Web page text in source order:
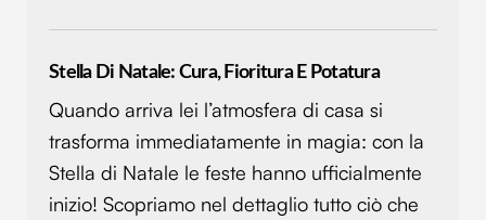
Stella Di Natale: Cura, Fioritura E Potatura
Quando arriva lei l’atmosfera di casa si
trasforma immediatamente in magia: con la
Stella di Natale le feste hanno ufficialmente
inizio! Scopriamo nel dettaglio tutto ciò che